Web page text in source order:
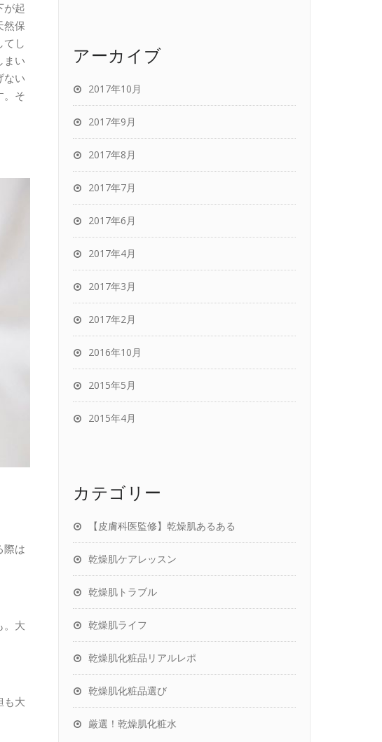
が起
然保
し
まい
ない
。そ
際は
。大
も大
アーカイブ
2017年10月
2017年9月
2017年8月
2017年7月
2017年6月
2017年4月
2017年3月
2017年2月
2016年10月
2015年5月
2015年4月
カテゴリー
【皮膚科医監修】乾燥肌あるある
乾燥肌ケアレッスン
乾燥肌トラブル
乾燥肌ライフ
乾燥肌化粧品リアルレポ
乾燥肌化粧品選び
厳選！乾燥肌化粧水